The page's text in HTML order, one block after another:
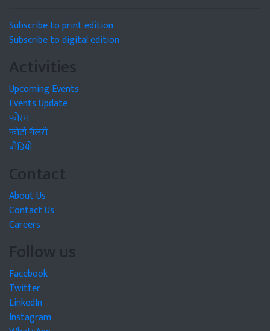
Subscribe to print edition
Subscribe to digital edition
Activities
Upcoming Events
Events Update
फोरम
फोटो गैलरी
वीडियो
Contact
About Us
Contact Us
Careers
Follow us
Facebook
Twitter
LinkedIn
Instagram